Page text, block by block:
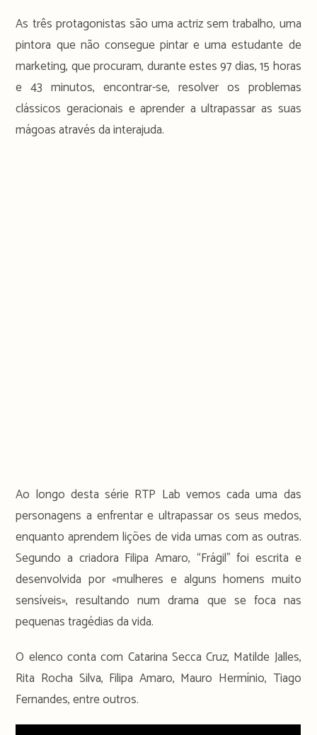
As três protagonistas são uma actriz sem trabalho, uma
pintora que não consegue pintar e uma estudante de
marketing, que procuram, durante estes 97 dias, 15 horas
e 43 minutos, encontrar-se, resolver os problemas
clássicos geracionais e aprender a ultrapassar as suas
mágoas através da interajuda.
Ao longo desta série RTP Lab vemos cada uma das
personagens a enfrentar e ultrapassar os seus medos,
enquanto aprendem lições de vida umas com as outras.
Segundo a criadora Filipa Amaro, “Frágil” foi escrita e
desenvolvida por «mulheres e alguns homens muito
sensíveis», resultando num drama que se foca nas
pequenas tragédias da vida.
O elenco conta com Catarina Secca Cruz, Matilde Jalles,
Rita Rocha Silva, Filipa Amaro, Mauro Hermínio, Tiago
Fernandes, entre outros.